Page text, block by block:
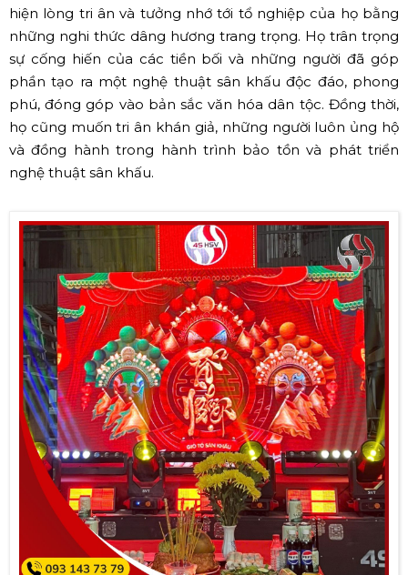
hiện lòng tri ân và tưởng nhớ tới tổ nghiệp của họ bằng
những nghi thức dâng hương trang trọng. Họ trân trọng
sự cống hiến của các tiền bối và những người đã góp
phần tạo ra một nghệ thuật sân khấu độc đáo, phong
phú, đóng góp vào bản sắc văn hóa dân tộc. Đồng thời,
họ cũng muốn tri ân khán giả, những người luôn ủng hộ
và đồng hành trong hành trình bảo tồn và phát triển
nghệ thuật sân khấu.